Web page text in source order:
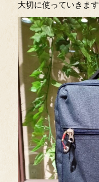
大切に使っていきます